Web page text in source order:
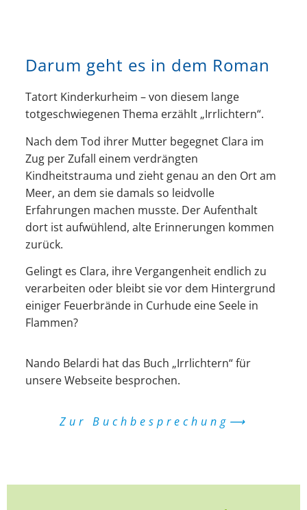
Darum geht es in dem Roman
Tatort Kinderkurheim – von diesem lange
totgeschwiegenen Thema erzählt „Irrlichtern“.
Nach dem Tod ihrer Mutter begegnet Clara im
Zug per Zufall einem verdrängten
Kindheitstrauma und zieht genau an den Ort am
Meer, an dem sie damals so leidvolle
Erfahrungen machen musste. Der Aufenthalt
dort ist aufwühlend, alte Erinnerungen kommen
zurück.
Gelingt es Clara, ihre Vergangenheit endlich zu
verarbeiten oder bleibt sie vor dem Hintergrund
einiger Feuerbrände in Curhude eine Seele in
Flammen?
Nando Belardi hat das Buch „Irrlichtern“ für
unsere Webseite besprochen.
Zur Buchbesprechung⟶